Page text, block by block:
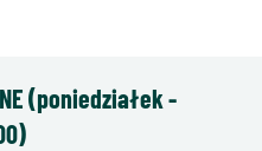
(poniedziałek -